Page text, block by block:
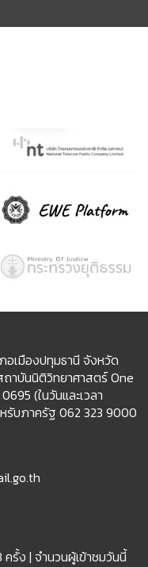
อเมืองปทุมธานี จังหวัด
าบันนิติวิทยาศาสตร์ One
(ในวันและเวลา
รับภาครัฐ 062 323 9000
ครั้ง | จำนวนผู้เข้าชมวันนี้